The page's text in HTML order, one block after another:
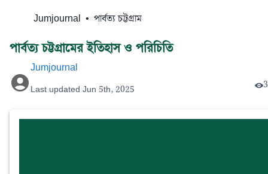
Jumjournal • পার্বত্য চট্টগ্রাম
পার্বত্য চট্টগ্রামের ইতিহাস ও পরিচিতি
Jumjournal
Last updated Jun 5th, 2025